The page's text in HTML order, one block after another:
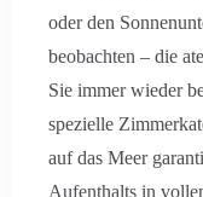
oder den
beobachten – die
Sie immer wieder
spezielle
auf das Meer
Aufenthalts in